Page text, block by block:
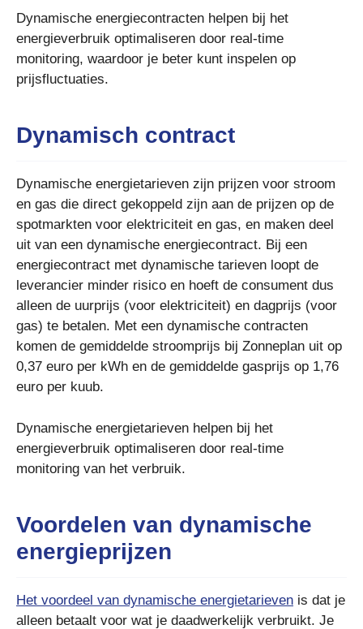
Dynamische energiecontracten helpen bij het
energieverbruik optimaliseren door real-time
monitoring, waardoor je beter kunt inspelen op
prijsfluctuaties.
Dynamisch contract
Dynamische energietarieven zijn prijzen voor stroom
en gas die direct gekoppeld zijn aan de prijzen op de
spotmarkten voor elektriciteit en gas, en maken deel
uit van een dynamische energiecontract. Bij een
energiecontract met dynamische tarieven loopt de
leverancier minder risico en hoeft de consument dus
alleen de uurprijs (voor elektriciteit) en dagprijs (voor
gas) te betalen. Met een dynamische contracten
komen de gemiddelde stroomprijs bij Zonneplan uit op
0,37 euro per kWh en de gemiddelde gasprijs op 1,76
euro per kuub.
Dynamische energietarieven helpen bij het
energieverbruik optimaliseren door real-time
monitoring van het verbruik.
Voordelen van dynamische
energieprijzen
Het voordeel van dynamische energietarieven is dat je
alleen betaalt voor wat je daadwerkelijk verbruikt. Je